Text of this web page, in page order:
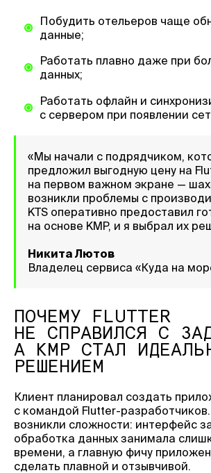
Побудить отельеров чаще
данные;
Работать плавно даже при
данных;
Работать офлайн и
с сервером при появлении
«Мы начали с подрядчиком,
предложил выгодную цену на
на первом важном экране —
возникли проблемы с
KTS оперативно предоставил
на основе KMP, и я выбрал их
Никита Лютов
Владелец сервиса «Куда на
ПОЧЕМУ FLUTTER
НЕ СПРАВИЛСЯ С
А KMP СТАЛ
РЕШЕНИЕМ
Клиент планировал создать
с командой Flutter-
возникли сложности: интерфейс
обработка данных занимала
времени, а главную фичу
сделать плавной и отзывчивой.